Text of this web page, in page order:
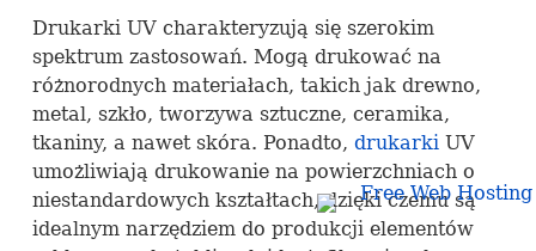
Drukarki UV charakteryzują się szerokim
spektrum zastosowań. Mogą drukować na
różnorodnych materiałach, takich jak drewno,
metal, szkło, tworzywa sztuczne, ceramika,
tkaniny, a nawet skóra. Ponadto, drukarki UV
umożliwiają drukowanie na powierzchniach o
niestandardowych kształtach, dzięki czemu są
idealnym narzędziem do produkcji elementów